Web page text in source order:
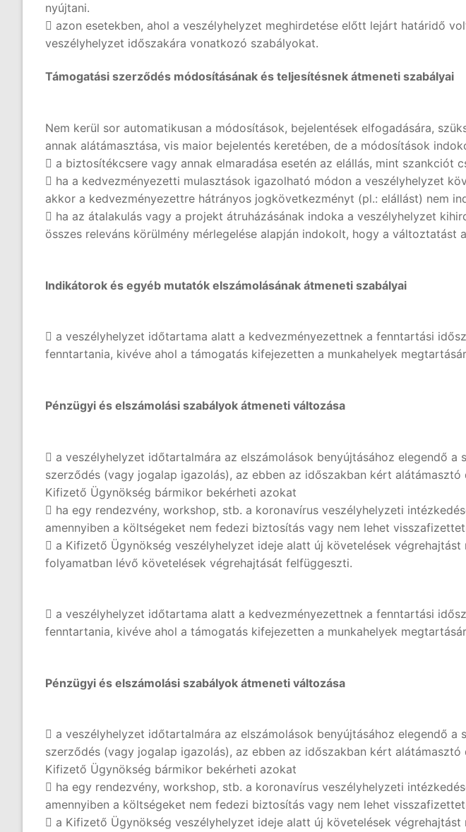
nyújtani.
 azon esetekben, ahol a veszélyhelyzet meghirdetése előtt lejárt határidő
veszélyhelyzet időszakára vonatkozó szabályokat.
Támogatási szerződés módosításának és teljesítésnek átmeneti szabályai
Nem kerül sor automatikusan a módosítások, bejelentések elfogadására,
annak alátámasztása, vis maior bejelentés keretében, de a módosítások
 a biztosítékcsere vagy annak elmaradása esetén az elállás, mint szankciót
 ha a kedvezményezetti mulasztások igazolható módon a veszélyhelyzet
akkor a kedvezményezettre hátrányos jogkövetkezményt (pl.: elállást) nem
 ha az átalakulás vagy a projekt átruházásának indoka a veszélyhelyzet
összes releváns körülmény mérlegelése alapján indokolt, hogy a változtatást
Indikátorok és egyéb mutatók elszámolásának átmeneti szabályai
 a veszélyhelyzet időtartama alatt a kedvezményezettnek a fenntartási
fenntartania, kivéve ahol a támogatás kifejezetten a munkahelyek
Pénzügyi és elszámolási szabályok átmeneti változása
 a veszélyhelyzet időtartalmára az elszámolások benyújtásához elegendő
szerződés (vagy jogalap igazolás), az ebben az időszakban kért
Kifizető Ügynökség bármikor bekérheti azokat
 ha egy rendezvény, workshop, stb. a koronavírus veszélyhelyzeti
amennyiben a költségeket nem fedezi biztosítás vagy nem lehet
 a Kifizető Ügynökség veszélyhelyzet ideje alatt új követelések
folyamatban lévő követelések végrehajtását felfüggeszti.
 a veszélyhelyzet időtartama alatt a kedvezményezettnek a fenntartási
fenntartania, kivéve ahol a támogatás kifejezetten a munkahelyek
Pénzügyi és elszámolási szabályok átmeneti változása
 a veszélyhelyzet időtartalmára az elszámolások benyújtásához elegendő
szerződés (vagy jogalap igazolás), az ebben az időszakban kért
Kifizető Ügynökség bármikor bekérheti azokat
 ha egy rendezvény, workshop, stb. a koronavírus veszélyhelyzeti
amennyiben a költségeket nem fedezi biztosítás vagy nem lehet
 a Kifizető Ügynökség veszélyhelyzet ideje alatt új követelések